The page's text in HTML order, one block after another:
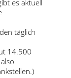
es aktuell
täglich
14.500